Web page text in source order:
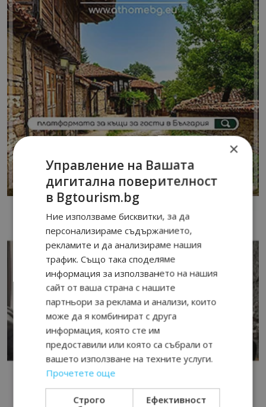
×
Управление на Вашата
дигитална поверителност
в Bgtourism.bg
Ние използваме бисквитки, за да
персонализираме съдържанието,
рекламите и да анализираме нашия
трафик. Също така споделяме
информация за използването на нашия
сайт от ваша страна с нашите
партньори за реклама и анализи, които
може да я комбинират с друга
информация, която сте им
предоставили или която са събрали от
вашето използване на техните услуги.
Прочетете още
Строго
Ефективност